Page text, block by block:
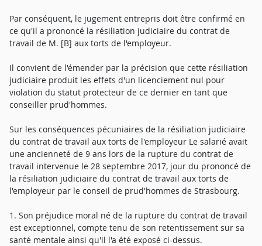
Par conséquent, le jugement entrepris doit être confirmé en
ce qu'il a prononcé la résiliation judiciaire du contrat de
travail de M. [B] aux torts de l'employeur.
Il convient de l'émender par la précision que cette résiliation
judiciaire produit les effets d'un licenciement nul pour
violation du statut protecteur de ce dernier en tant que
conseiller prud'hommes.
Sur les conséquences pécuniaires de la résiliation judiciaire
du contrat de travail aux torts de l'employeur Le salarié avait
une ancienneté de 9 ans lors de la rupture du contrat de
travail intervenue le 28 septembre 2017, jour du prononcé de
la résiliation judiciaire du contrat de travail aux torts de
l'employeur par le conseil de prud'hommes de Strasbourg.
1. Son préjudice moral né de la rupture du contrat de travail
est exceptionnel, compte tenu de son retentissement sur sa
santé mentale ainsi qu'il l'a été exposé ci-dessus.